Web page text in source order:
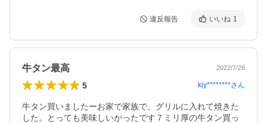
違反報告 いいね 1
牛タン最高 2022/7/28
5 kiy********さん
牛タン買いましたーお家で家族で、グリルに入れて焼きた
した。とっても美味しいかったです７ミリ厚の牛タン買っ